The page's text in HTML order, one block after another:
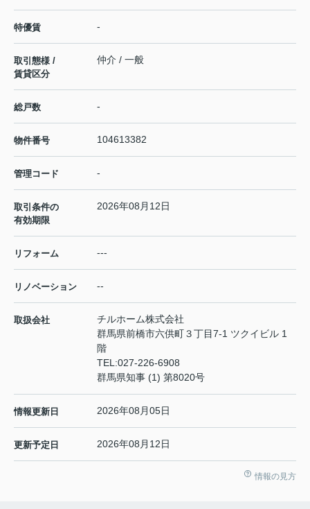
特優賃 -
取引態様 /
賃貸区分
仲介 / 一般
総戸数 -
物件番号 104613382
管理コード -
取引条件の
有効期限
2026年08月12日
リフォーム ---
リノベーション --
取扱会社
チルホーム株式会社
群馬県前橋市六供町３丁目7-1 ツクイビル 1
階
TEL:027-226-6908
群馬県知事 (1) 第8020号
情報更新日 2026年08月05日
更新予定日 2026年08月12日
情報の見方